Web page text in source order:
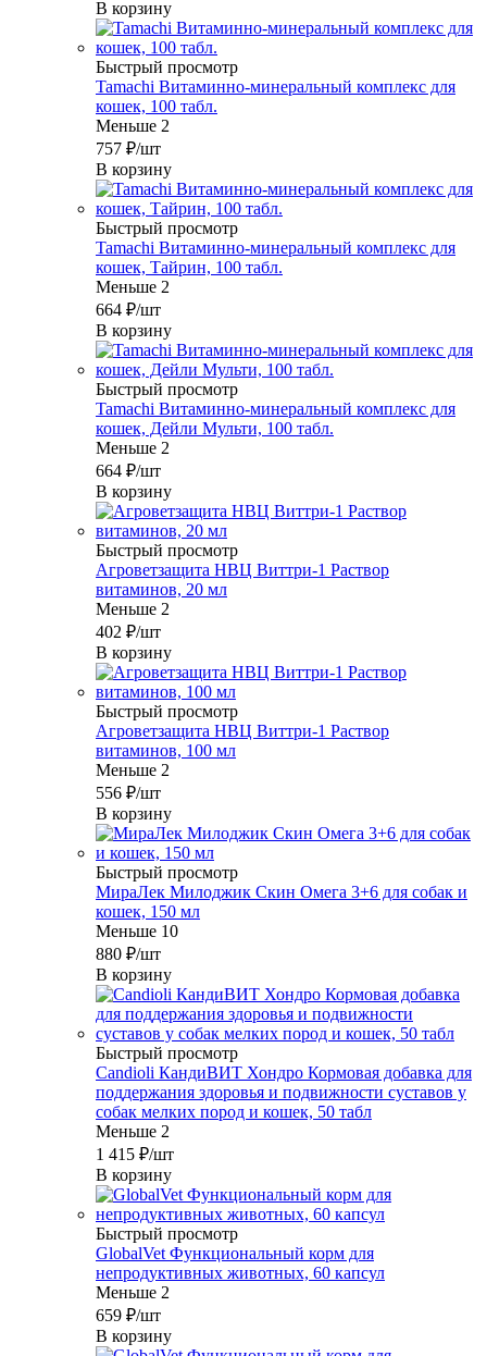
В корзину
Быстрый просмотр
Tamachi Витаминно-минеральный комплекс для
кошек, 100 табл.
Меньше 2
757 ₽/шт
В корзину
Быстрый просмотр
Tamachi Витаминно-минеральный комплекс для
кошек, Тайрин, 100 табл.
Меньше 2
664 ₽/шт
В корзину
Быстрый просмотр
Tamachi Витаминно-минеральный комплекс для
кошек, Дейли Мульти, 100 табл.
Меньше 2
664 ₽/шт
В корзину
Быстрый просмотр
Агроветзащита НВЦ Виттри-1 Раствор
витаминов, 20 мл
Меньше 2
402 ₽/шт
В корзину
Быстрый просмотр
Агроветзащита НВЦ Виттри-1 Раствор
витаминов, 100 мл
Меньше 2
556 ₽/шт
В корзину
Быстрый просмотр
МираЛек Милоджик Скин Омега 3+6 для собак и
кошек, 150 мл
Меньше 10
880 ₽/шт
В корзину
Быстрый просмотр
Candioli КандиВИТ Хондро Кормовая добавка для
поддержания здоровья и подвижности суставов у
собак мелких пород и кошек, 50 табл
Меньше 2
1 415 ₽/шт
В корзину
Быстрый просмотр
GlobalVet Функциональный корм для
непродуктивных животных, 60 капсул
Меньше 2
659 ₽/шт
В корзину